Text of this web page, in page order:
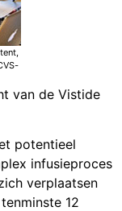
van de Vistide
potentieel
infusieproces
verplaatsen
12